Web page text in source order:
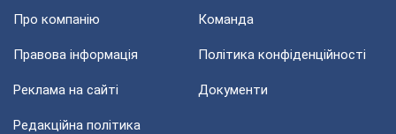
Про компанію Команда
Правова інформація Політика конфіденційності
Реклама на сайті Документи
Редакційна політика